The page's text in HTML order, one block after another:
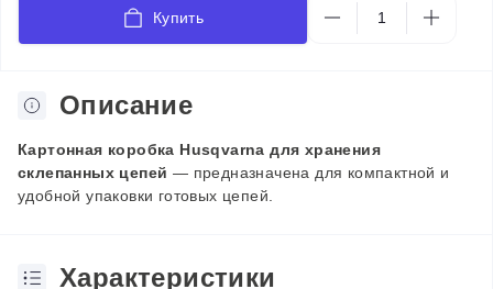
Купить
Описание
Картонная коробка Husqvarna для хранения
склепанных цепей — предназначена для компактной и
удобной упаковки готовых цепей.
Характеристики